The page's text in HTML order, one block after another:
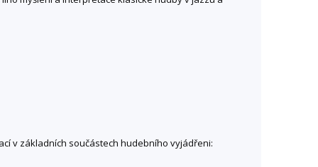
v základních součástech hudebního vyjádřeni: